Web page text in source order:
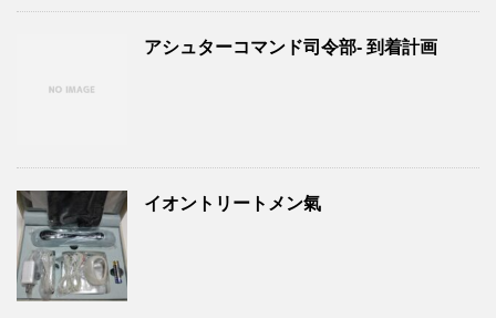
アシュターコマンド司令部- 到着計画
イオントリートメン氣